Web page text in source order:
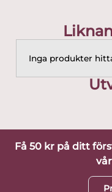
Inga produkter
Få 50 kr på ditt